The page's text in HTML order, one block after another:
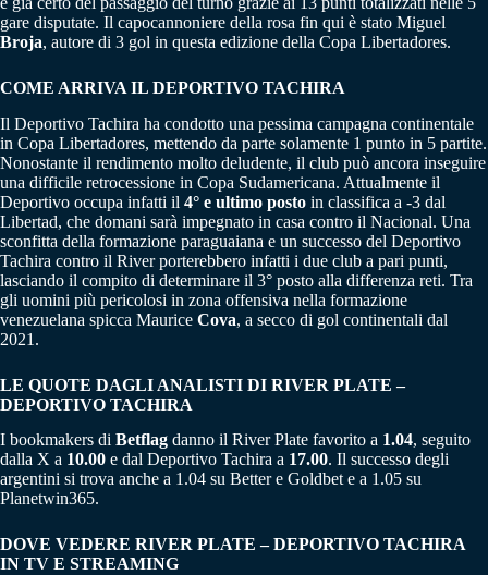
gare disputate. Il capocannoniere della rosa fin qui è stato Miguel
Broja, autore di 3 gol in questa edizione della Copa Libertadores.
COME ARRIVA IL DEPORTIVO TACHIRA
Il Deportivo Tachira ha condotto una pessima campagna continentale
in Copa Libertadores, mettendo da parte solamente 1 punto in 5 partite.
Nonostante il rendimento molto deludente, il club può ancora inseguire
una difficile retrocessione in Copa Sudamericana. Attualmente il
Deportivo occupa infatti il 4° e ultimo posto in classifica a -3 dal
Libertad, che domani sarà impegnato in casa contro il Nacional. Una
sconfitta della formazione paraguaiana e un successo del Deportivo
Tachira contro il River porterebbero infatti i due club a pari punti,
lasciando il compito di determinare il 3° posto alla differenza reti. Tra
gli uomini più pericolosi in zona offensiva nella formazione
venezuelana spicca Maurice Cova, a secco di gol continentali dal
2021.
LE QUOTE DAGLI ANALISTI DI RIVER PLATE –
DEPORTIVO TACHIRA
I bookmakers di Betflag danno il River Plate favorito a 1.04, seguito
dalla X a 10.00 e dal Deportivo Tachira a 17.00. Il successo degli
argentini si trova anche a 1.04 su Better e Goldbet e a 1.05 su
Planetwin365.
DOVE VEDERE RIVER PLATE – DEPORTIVO TACHIRA
IN TV E STREAMING